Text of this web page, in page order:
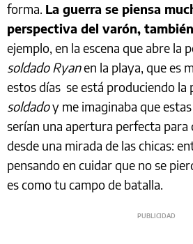
forma. La guerra se piensa
perspectiva del varón, también
ejemplo, en la escena que abre la
soldado Ryanen la playa, que es
estos días se está produciendo la
soldadoy me imaginaba que
serían una apertura perfecta
desde una mirada de las chicas:
pensando en cuidar que no se
es como tu campo de batalla.